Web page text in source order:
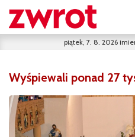
piątek, 7. 8. 2026
Wyśpiewali ponad 27